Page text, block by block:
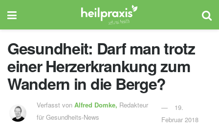
Gesundheit: Darf man trotz
einer Herzerkrankung zum
Wandern in die Berge?
Verfasst vonAlfred Domke, Redakteur
für Gesundheits-News
19.
Februar 2018